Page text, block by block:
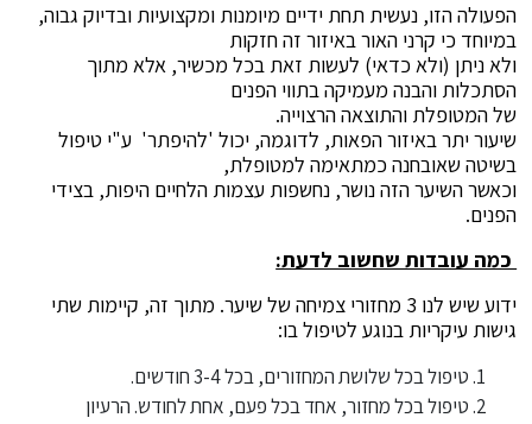
הפעולה הזו, נעשית תחת ידיים מיומנות ומקצועיות ובדיוק גבוה,
במיוחד כי קרני האור באיזור זה חזקות
ולא ניתן (ולא כדאי) לעשות זאת בכל מכשיר, אלא מתוך
הסתכלות והבנה מעמיקה בתווי הפנים
של המטופלת והתוצאה הרצוייה.
שיעור יתר באיזור הפאות, לדוגמה, יכול 'להיפתר' ע"י טיפול
בשיטה שאובחנה כמתאימה למטופלת,
וכאשר השיער הזה נושר, נחשפות עצמות הלחיים היפות, בצידי
הפנים.
כמה עובדות שחשוב לדעת:
ידוע שיש לנו 3 מחזורי צמיחה של שיער. מתוך זה, קיימות שתי
גישות עיקריות בנוגע לטיפול בו:
טיפול בכל שלושת המחזורים, בכל 3-4 חודשים.
טיפול בכל מחזור, אחד בכל פעם, אחת לחודש. הרעיון